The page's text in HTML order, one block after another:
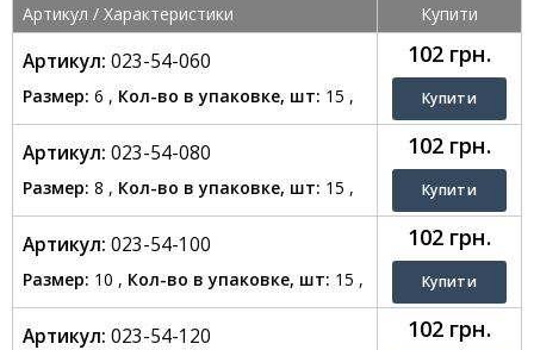
Артикул / Характеристики Купити
Артикул: 023-54-060
Размер: 6 , Кол-во в упаковке, шт: 15 ,
102 грн.
Артикул: 023-54-080
Размер: 8 , Кол-во в упаковке, шт: 15 ,
102 грн.
Артикул: 023-54-100
Размер: 10 , Кол-во в упаковке, шт: 15 ,
102 грн.
Артикул: 023-54-120 102 грн.